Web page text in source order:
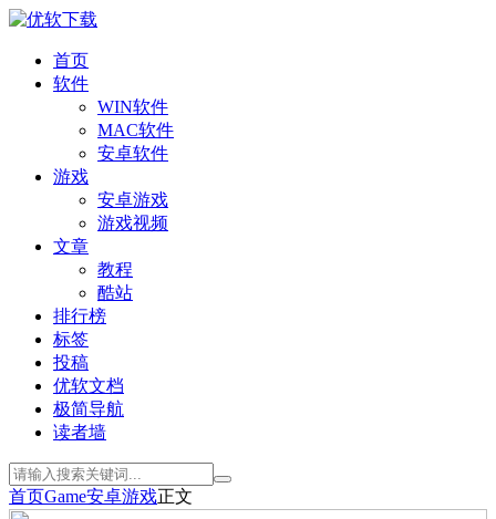
首页
软件
WIN软件
MAC软件
安卓软件
游戏
安卓游戏
游戏视频
文章
教程
酷站
排行榜
标签
投稿
优软文档
极简导航
读者墙
首页Game安卓游戏正文